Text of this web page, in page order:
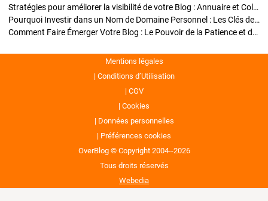
Stratégies pour améliorer la visibilité de votre Blog : Annuaire et Collaborations
Pourquoi Investir dans un Nom de Domaine Personnel : Les Clés de la Réussite de Votre Blog
Comment Faire Émerger Votre Blog : Le Pouvoir de la Patience et de la Persévérance
Mentions légales
Conditions d’Utilisation
CGV
Cookies
Données personnelles
Préférences cookies
OverBlog © Copyright 2004--2026
Tous droits réservés
Webedia